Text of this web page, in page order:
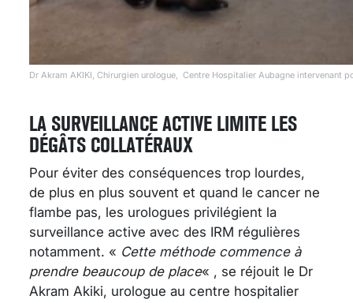
Dr Akram AKIKI, Chirurgien urologue, Centre Hospitalier Aubagne intervenant
LA SURVEILLANCE ACTIVE LIMITE LES
DÉGÂTS COLLATÉRAUX
Pour éviter des conséquences trop lourdes,
de plus en plus souvent et quand le cancer ne
flambe pas, les urologues privilégient la
surveillance active avec des IRM régulières
notamment. « Cette méthode commence à
prendre beaucoup de place« , se réjouit le Dr
Akram Akiki, urologue au centre hospitalier